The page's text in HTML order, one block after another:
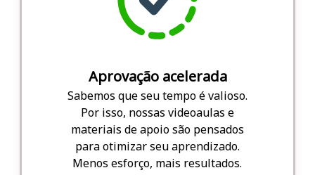
Aprovação acelerada
Sabemos que seu tempo é valioso.
Por isso, nossas videoaulas e
materiais de apoio são pensados
para otimizar seu aprendizado.
Menos esforço, mais resultados.